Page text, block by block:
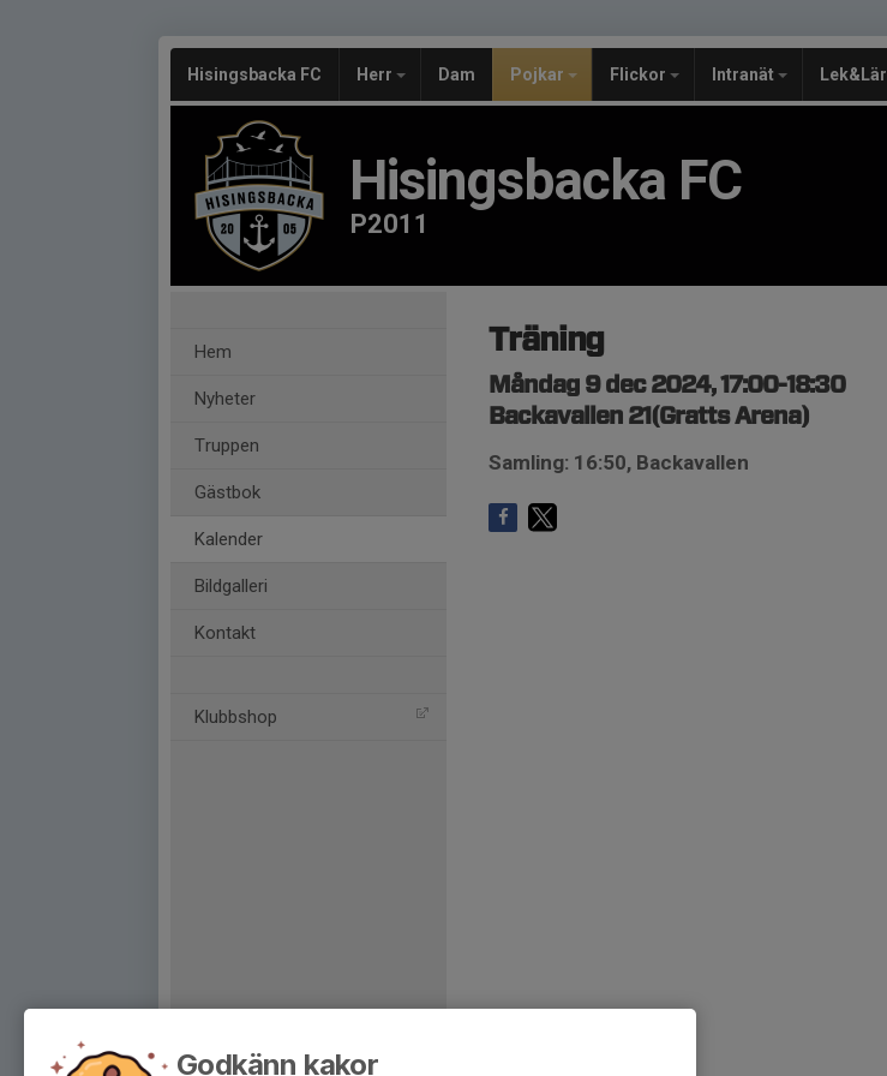
Hisingsbacka FC Herr Dam Pojkar Flickor Intranät Lek&Lär
Hisingsbacka FC
P2011
Hem
Nyheter
Truppen
Gästbok
Kalender
Bildgalleri
Kontakt
Klubbshop
Träning
Måndag 9 dec 2024, 17:00-18:30
Backavallen 21(Gratts Arena)
Samling: 16:50, Backavallen
Godkänn kakor